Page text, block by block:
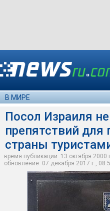
В МИРЕ
Посол Израиля
препятствий для
страны
время публикации: 13 октября 2000
обновление: 07 декабря 2017 г.,